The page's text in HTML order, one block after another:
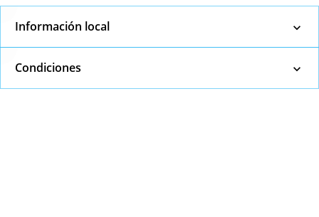
Información local
Condiciones